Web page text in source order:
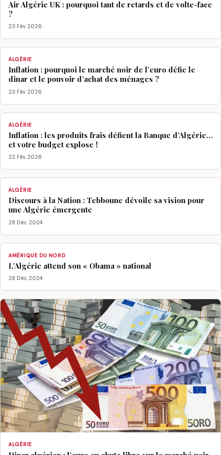
Air Algérie UK : pourquoi tant de retards et de volte-face
?
23 Fév 2026
ALGÉRIE
Inflation : pourquoi le marché noir de l’euro défie le
dinar et le pouvoir d’achat des ménages ?
23 Fév 2026
ALGÉRIE
Inflation : les produits frais défient la Banque d’Algérie…
et votre budget explose !
22 Fév 2026
ALGÉRIE
Discours à la Nation : Tebboune dévoile sa vision pour
une Algérie émergente
28 Déc 2024
AMÉRIQUE DU NORD
L’Algérie attend son « Obama » national
28 Déc 2024
ALGÉRIE